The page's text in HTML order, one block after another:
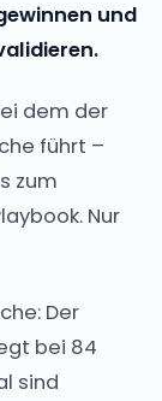
und
dem der
führt –
zum
Nur
Der
bei 84
sind